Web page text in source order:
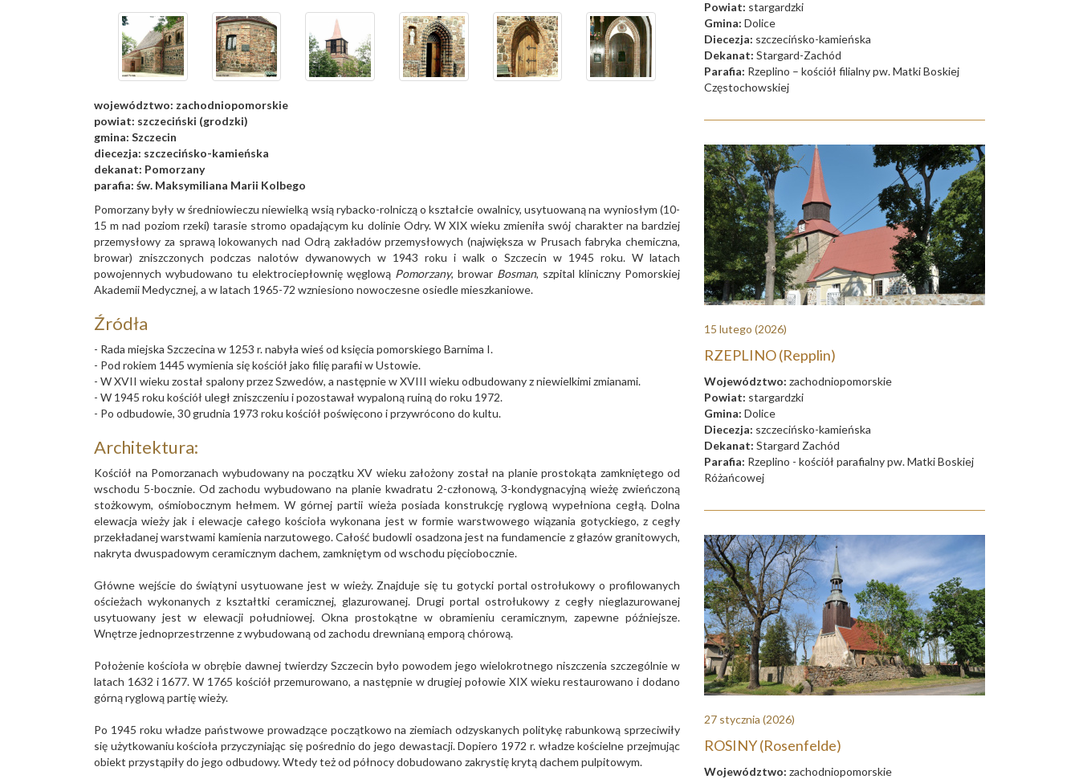
województwo: zachodniopomorskie
powiat: szczeciński (grodzki)
gmina: Szczecin
diecezja: szczecińsko-kamieńska
dekanat: Pomorzany
parafia: św. Maksymiliana Marii Kolbego
Pomorzany były w średniowieczu niewielką wsią rybacko-rolniczą o kształcie owalnicy, usytuowaną na wyniosłym (10-
15 m nad poziom rzeki) tarasie stromo opadającym ku dolinie Odry. W XIX wieku zmieniła swój charakter na bardziej
przemysłowy za sprawą lokowanych nad Odrą zakładów przemysłowych (największa w Prusach fabryka chemiczna,
browar) zniszczonych podczas nalotów dywanowych w 1943 roku i walk o Szczecin w 1945 roku. W latach
powojennych wybudowano tu elektrociepłownię węglową Pomorzany, browar Bosman, szpital kliniczny Pomorskiej
Akademii Medycznej, a w latach 1965-72 wzniesiono nowoczesne osiedle mieszkaniowe.
Źródła
- Rada miejska Szczecina w 1253 r. nabyła wieś od księcia pomorskiego Barnima I.
- Pod rokiem 1445 wymienia się kościół jako filię parafii w Ustowie.
- W XVII wieku został spalony przez Szwedów, a następnie w XVIII wieku odbudowany z niewielkimi zmianami.
- W 1945 roku kościół uległ zniszczeniu i pozostawał wypaloną ruiną do roku 1972.
- Po odbudowie, 30 grudnia 1973 roku kościół poświęcono i przywrócono do kultu.
Architektura:
Kościół na Pomorzanach wybudowany na początku XV wieku założony został na planie prostokąta zamkniętego od
wschodu 5-bocznie. Od zachodu wybudowano na planie kwadratu 2-członową, 3-kondygnacyjną wieżę zwieńczoną
stożkowym, ośmiobocznym hełmem. W górnej partii wieża posiada konstrukcję ryglową wypełniona cegłą. Dolna
elewacja wieży jak i elewacje całego kościoła wykonana jest w formie warstwowego wiązania gotyckiego, z cegły
przekładanej warstwami kamienia narzutowego. Całość budowli osadzona jest na fundamencie z głazów granitowych,
nakryta dwuspadowym ceramicznym dachem, zamkniętym od wschodu pięciobocznie.
Główne wejście do świątyni usytuowane jest w wieży. Znajduje się tu gotycki portal ostrołukowy o profilowanych
ościeżach wykonanych z kształtki ceramicznej, glazurowanej. Drugi portal ostrołukowy z cegły nieglazurowanej
usytuowany jest w elewacji południowej. Okna prostokątne w obramieniu ceramicznym, zapewne późniejsze.
Wnętrze jednoprzestrzenne z wybudowaną od zachodu drewnianą emporą chórową.
Położenie kościoła w obrębie dawnej twierdzy Szczecin było powodem jego wielokrotnego niszczenia szczególnie w
latach 1632 i 1677. W 1765 kościół przemurowano, a następnie w drugiej połowie XIX wieku restaurowano i dodano
górną ryglową partię wieży.
Po 1945 roku władze państwowe prowadzące początkowo na ziemiach odzyskanych politykę rabunkową sprzeciwiły
się użytkowaniu kościoła przyczyniając się pośrednio do jego dewastacji. Dopiero 1972 r. władze kościelne przejmując
obiekt przystąpiły do jego odbudowy. Wtedy też od północy dobudowano zakrystię krytą dachem pulpitowym.
Powiat: stargardzki
Gmina: Dolice
Diecezja: szczecińsko-kamieńska
Dekanat: Stargard-Zachód
Parafia: Rzeplino – kościół filialny pw. Matki Boskiej
Częstochowskiej
15 lutego (2026)
RZEPLINO (Repplin)
Województwo: zachodniopomorskie
Powiat: stargardzki
Gmina: Dolice
Diecezja: szczecińsko-kamieńska
Dekanat: Stargard Zachód
Parafia: Rzeplino - kościół parafialny pw. Matki Boskiej
Różańcowej
27 stycznia (2026)
ROSINY (Rosenfelde)
Województwo: zachodniopomorskie